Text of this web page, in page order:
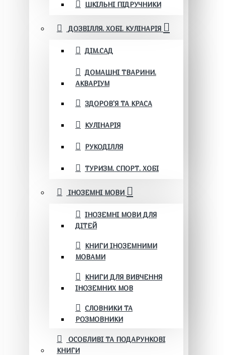
ШКІЛЬНІ ПІДРУЧНИКИ
ДОЗВІЛЛЯ. ХОБІ. КУЛІНАРІЯ
ДІМ.САД
ДОМАШНІ ТВАРИНИ.
АКВАРІУМ
ЗДОРОВ'Я ТА КРАСА
КУЛІНАРІЯ
РУКОДІЛЛЯ
ТУРИЗМ. СПОРТ. ХОБІ
ІНОЗЕМНІ МОВИ
ІНОЗЕМНІ МОВИ ДЛЯ
ДІТЕЙ
КНИГИ ІНОЗЕМНИМИ
МОВАМИ
КНИГИ ДЛЯ ВИВЧЕННЯ
ІНОЗЕМНИХ МОВ
СЛОВНИКИ ТА
РОЗМОВНИКИ
ОСОБЛИВІ ТА ПОДАРУНКОВІ
КНИГИ